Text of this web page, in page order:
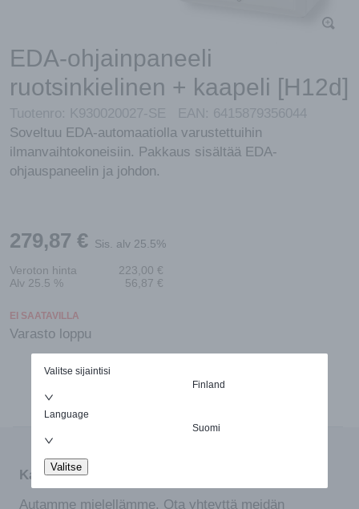
Valitse sijaintisi
Finland
Language
Suomi
Valitse
EDA-ohjainpaneeli
ruotsinkielinen + kaapeli [H12d]
Tuotenro: K930020027-SE EAN: 6415879356044
Soveltuu EDA-automaatiolla varustettuihin
ilmanvaihtokoneisiin. Pakkaus sisältää EDA-
ohjauspaneelin ja johdon.
279,87 € Sis. alv 25.5%
Veroton hinta 223,00 €
Alv 25.5 %
56,87 €
EI SAATAVILLA
Varasto loppu
Kaipaatko apua tuotteen valinnassa?
Autamme mielellämme. Ota yhteyttä meidän